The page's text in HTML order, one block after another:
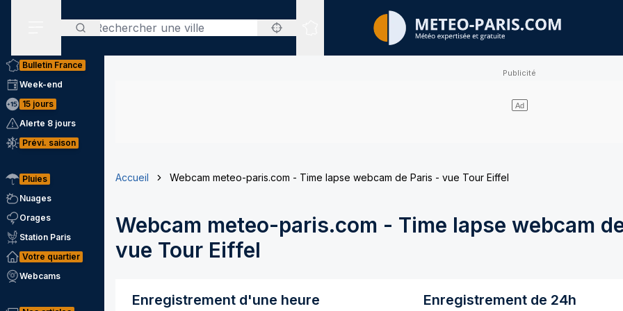
Rechercher
Sites expertisés
Bulletin France
Week-end
15 jours
Alerte 8 jours
Prévi. saison
Pluies
Nuages
Orages
Station Paris
Votre quartier
Webcams
Accueil Webcam meteo-paris.com - Time lapse webcam de Paris - vue Tour Eiffel
Webcam meteo-paris.com - Time lapse webcam
vue Tour Eiffel
Enregistrement d'une heure Enregistrement de 24h